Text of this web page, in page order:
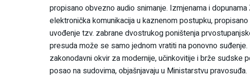
propisano obvezno audio snimanje. Izmjenama i
elektronička komunikacija u kaznenom postupku,
uvođenje tzv. zabrane dvostrukog poništenja
presuda može se samo jednom vratiti na ponovno
zakonodavni okvir za modernije, učinkovitije i brže sudske
posao na sudovima, objašnjavaju u Ministarstvu pravosuđa.